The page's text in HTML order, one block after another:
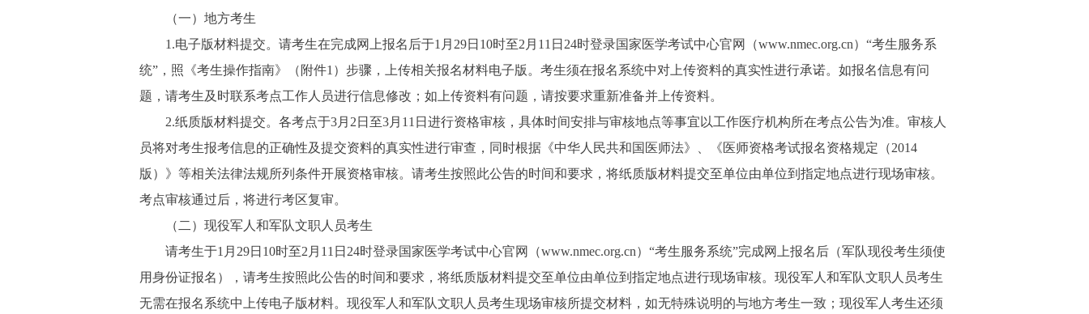
（一）地方考生
1.电子版材料提交。请考生在完成网上报名后于1月29日10时至2月11日24时登录国家医学考试中心官网（www.nmec.org.cn）“考生服务系
统”，照《考生操作指南》（附件1）步骤，上传相关报名材料电子版。考生须在报名系统中对上传资料的真实性进行承诺。如报名信息有问
题，请考生及时联系考点工作人员进行信息修改；如上传资料有问题，请按要求重新准备并上传资料。
2.纸质版材料提交。各考点于3月2日至3月11日进行资格审核，具体时间安排与审核地点等事宜以工作医疗机构所在考点公告为准。审核人
员将对考生报考信息的正确性及提交资料的真实性进行审查，同时根据《中华人民共和国医师法》、《医师资格考试报名资格规定（2014
版）》等相关法律法规所列条件开展资格审核。请考生按照此公告的时间和要求，将纸质版材料提交至单位由单位到指定地点进行现场审核。
考点审核通过后，将进行考区复审。
（二）现役军人和军队文职人员考生
请考生于1月29日10时至2月11日24时登录国家医学考试中心官网（www.nmec.org.cn）“考生服务系统”完成网上报名后（军队现役考生须使
用身份证报名），请考生按照此公告的时间和要求，将纸质版材料提交至单位由单位到指定地点进行现场审核。现役军人和军队文职人员考生
无需在报名系统中上传电子版材料。现役军人和军队文职人员考生现场审核所提交材料，如无特殊说明的与地方考生一致；现役军人考生还须